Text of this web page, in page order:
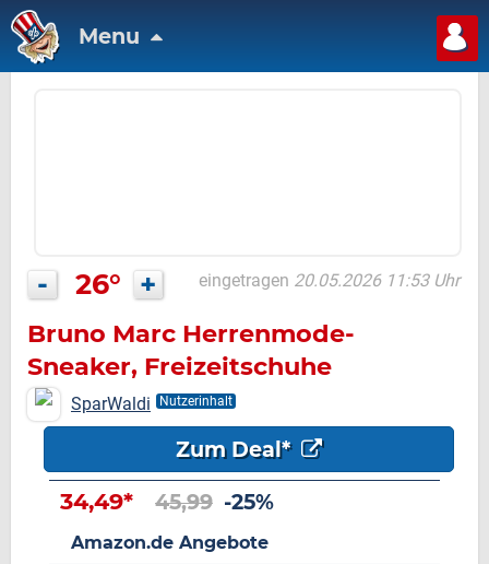
Menu
- 26° + eingetragen 20.05.2026 11:53 Uhr
Bruno Marc Herrenmode-
Sneaker, Freizeitschuhe
SparWaldi Nutzerinhalt
Zum Deal*
34,49* 45,99 -25%
Amazon.de Angebote